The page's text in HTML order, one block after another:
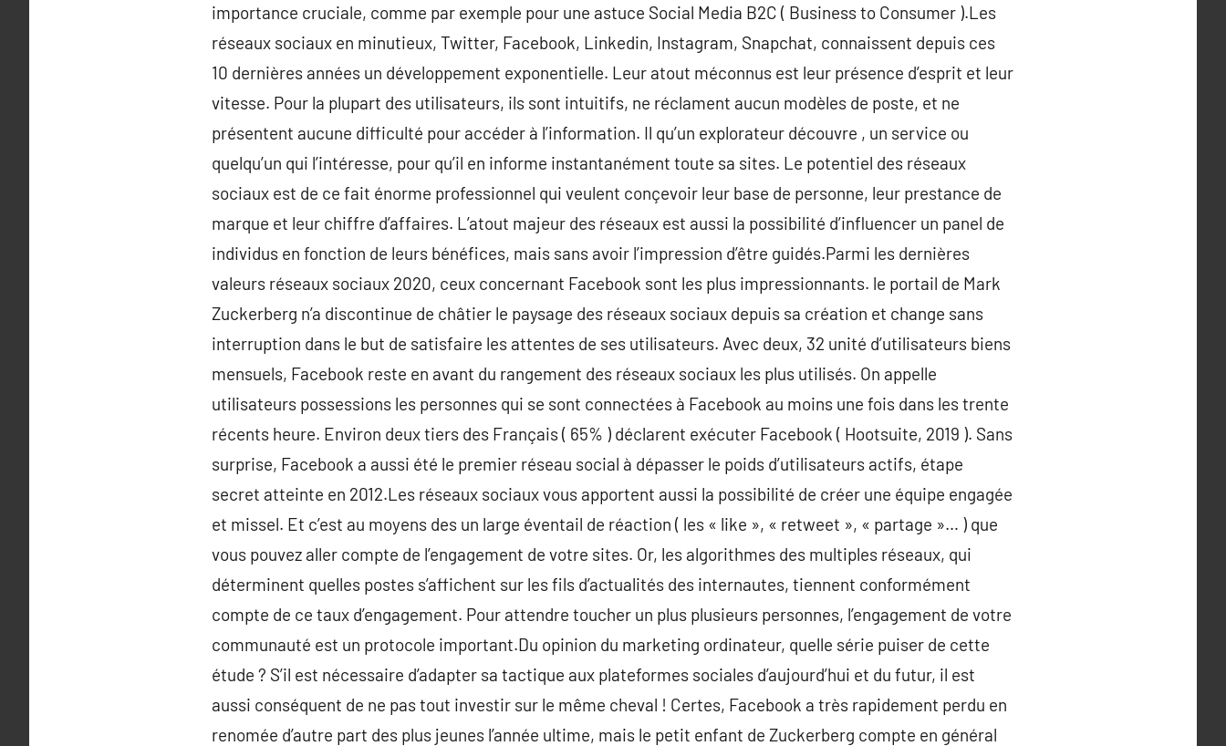
importance cruciale, comme par exemple pour une astuce Social Media B2C ( Business to Consumer ).Les
réseaux sociaux en minutieux, Twitter, Facebook, Linkedin, Instagram, Snapchat, connaissent depuis ces
10 dernières années un développement exponentielle. Leur atout méconnus est leur présence d’esprit et leur
vitesse. Pour la plupart des utilisateurs, ils sont intuitifs, ne réclament aucun modèles de poste, et ne
présentent aucune difficulté pour accéder à l’information. Il qu’un explorateur découvre , un service ou
quelqu’un qui l’intéresse, pour qu’il en informe instantanément toute sa sites. Le potentiel des réseaux
sociaux est de ce fait énorme professionnel qui veulent conçevoir leur base de personne, leur prestance de
marque et leur chiffre d’affaires. L’atout majeur des réseaux est aussi la possibilité d’influencer un panel de
individus en fonction de leurs bénéfices, mais sans avoir l’impression d’être guidés.Parmi les dernières
valeurs réseaux sociaux 2020, ceux concernant Facebook sont les plus impressionnants. le portail de Mark
Zuckerberg n’a discontinue de châtier le paysage des réseaux sociaux depuis sa création et change sans
interruption dans le but de satisfaire les attentes de ses utilisateurs. Avec deux, 32 unité d’utilisateurs biens
mensuels, Facebook reste en avant du rangement des réseaux sociaux les plus utilisés. On appelle
utilisateurs possessions les personnes qui se sont connectées à Facebook au moins une fois dans les trente
récents heure. Environ deux tiers des Français ( 65% ) déclarent exécuter Facebook ( Hootsuite, 2019 ). Sans
surprise, Facebook a aussi été le premier réseau social à dépasser le poids d’utilisateurs actifs, étape
secret atteinte en 2012.Les réseaux sociaux vous apportent aussi la possibilité de créer une équipe engagée
et missel. Et c’est au moyens des un large éventail de réaction ( les « like », « retweet », « partage »… ) que
vous pouvez aller compte de l’engagement de votre sites. Or, les algorithmes des multiples réseaux, qui
déterminent quelles postes s’affichent sur les fils d’actualités des internautes, tiennent conformément
compte de ce taux d’engagement. Pour attendre toucher un plus plusieurs personnes, l’engagement de votre
communauté est un protocole important.Du opinion du marketing ordinateur, quelle série puiser de cette
étude ? S’il est nécessaire d’adapter sa tactique aux plateformes sociales d’aujourd’hui et du futur, il est
aussi conséquent de ne pas tout investir sur le même cheval ! Certes, Facebook a très rapidement perdu en
renomée d’autre part des plus jeunes l’année ultime, mais le petit enfant de Zuckerberg compte en général